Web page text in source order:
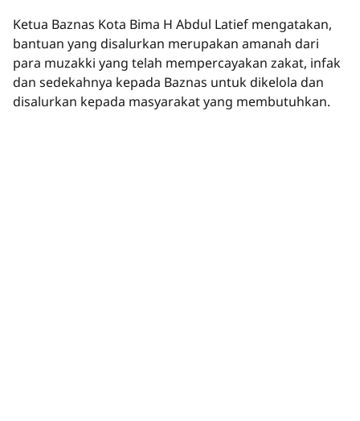
Ketua Baznas Kota Bima H Abdul Latief mengatakan,
bantuan yang disalurkan merupakan amanah dari
para muzakki yang telah mempercayakan zakat, infak
dan sedekahnya kepada Baznas untuk dikelola dan
disalurkan kepada masyarakat yang membutuhkan.